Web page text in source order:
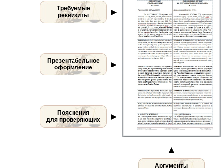
Требуемые
реквизиты
►
Презентабельное
оформление
►
Пояснения
для проверяющих
►
▲
Аргументы